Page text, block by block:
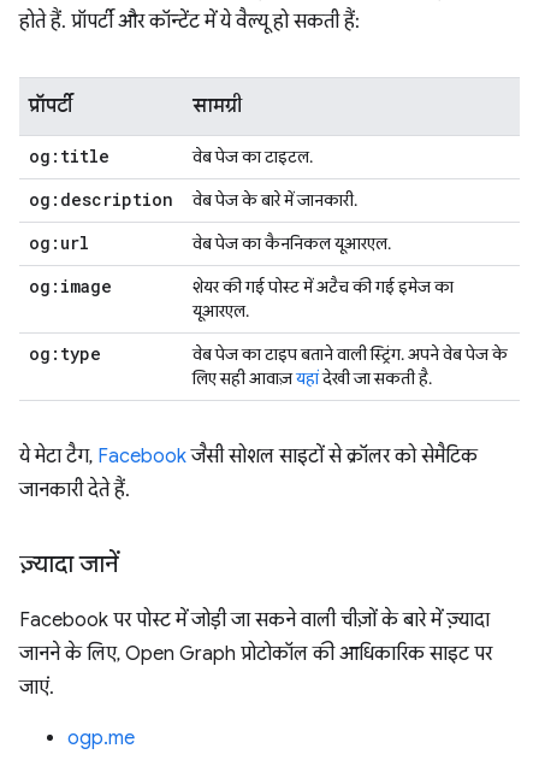
होते हैं. प्रॉपर्टी और कॉन्टेंट में ये वैल्यू हो सकती हैं:
प्रॉपर्टी सामग्री
og:title वेब पेज का टाइटल.
og:description वेब पेज के बारे में जानकारी.
og:url वेब पेज का कैननिकल यूआरएल.
og:image
शेयर की गई पोस्ट में अटैच की गई इमेज का
यूआरएल.
og:type
वेब पेज का टाइप बताने वाली स्ट्रिंग. अपने वेब पेज के
लिए सही आवाज़यहांदेखी जा सकती है.
ये मेटा टैग, Facebookजैसी सोशल साइटों से क्रॉलर को सेमैटिक
जानकारी देते हैं.
ज़्यादा जानें
Facebook पर पोस्ट में जोड़ी जा सकने वाली चीज़ों के बारे में ज़्यादा
जानने के लिए, Open Graph प्रोटोकॉल की आधिकारिक साइट पर
जाएं.
ogp.me